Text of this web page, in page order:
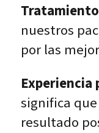
nuestros
por las
Experiencia
significa
resultado